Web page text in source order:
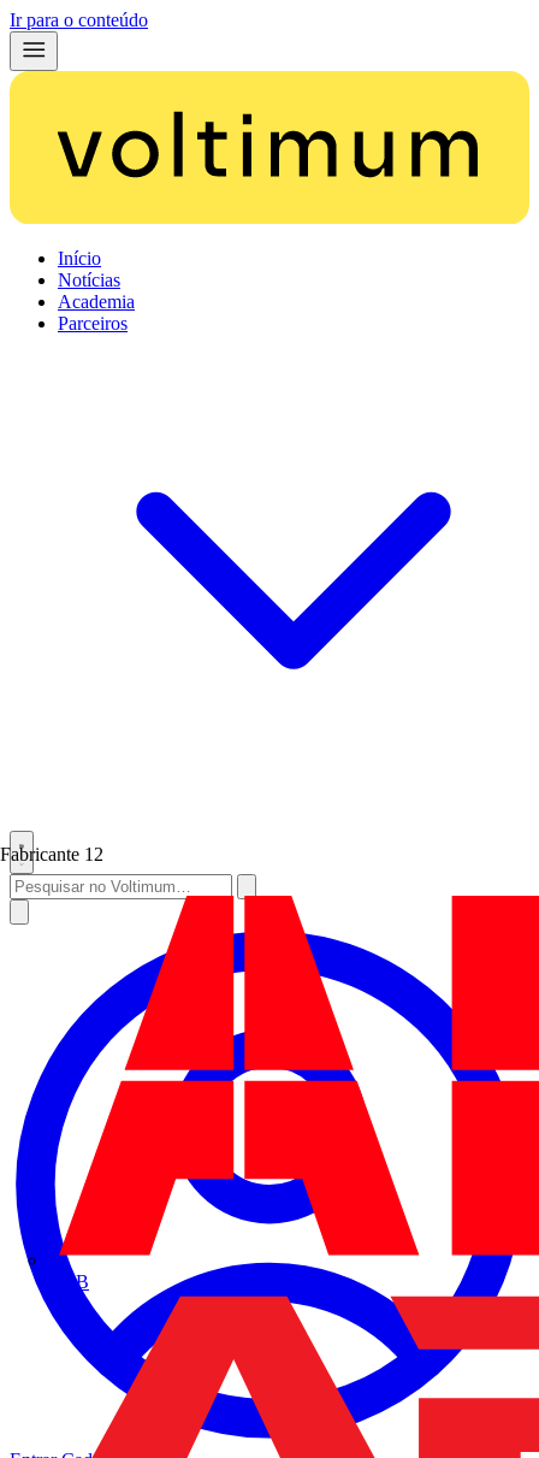
Ir para o conteúdo
Início
Notícias
Academia
Parceiros
Fabricante 12
ABB